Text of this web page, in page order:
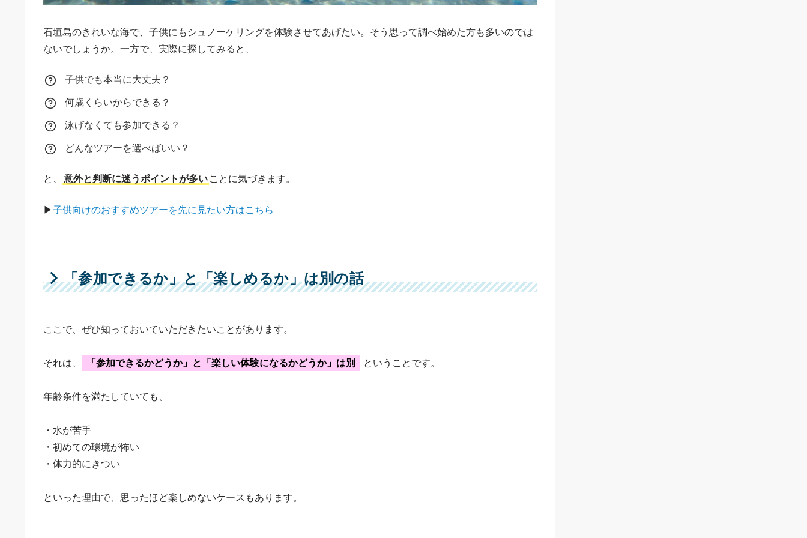
石垣島のきれいな海で、子供にもシュノーケリングを体験させてあげたい。そう思って調べ始めた方も多いのでは
ないでしょうか。一方で、実際に探してみると、
子供でも本当に大丈夫？
何歳くらいからできる？
泳げなくても参加できる？
どんなツアーを選べばいい？
と、 意外と判断に迷うポイントが多いことに気づきます。
▶子供向けのおすすめツアーを先に見たい方はこちら
「参加できるか」と「楽しめるか」は別の話
ここで、ぜひ知っておいていただきたいことがあります。
それは、 「参加できるかどうか」と「楽しい体験になるかどうか」は別 ということです。
年齢条件を満たしていても、
・水が苦手
・初めての環境が怖い
・体力的にきつい
といった理由で、思ったほど楽しめないケースもあります。